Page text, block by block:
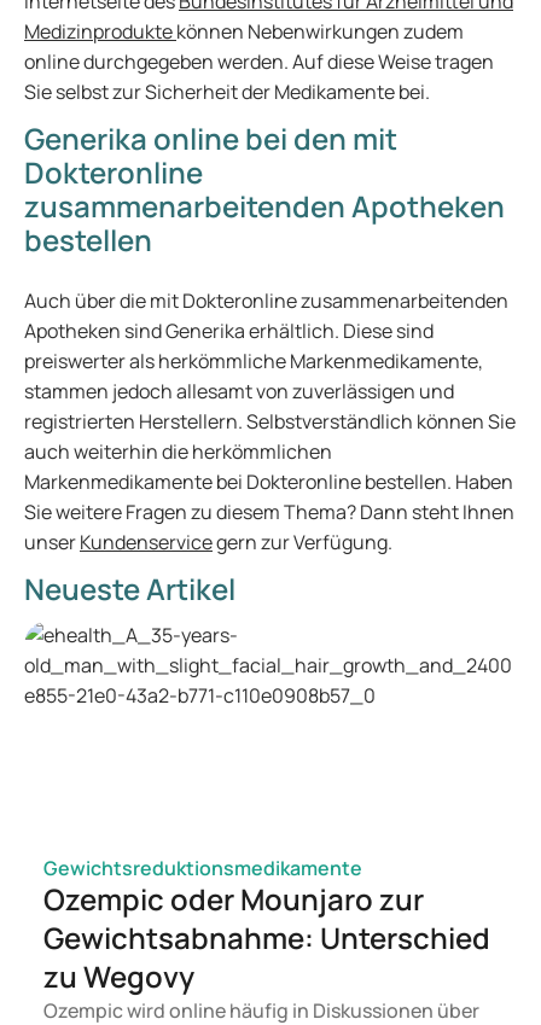
Medizinproduktekönnen Nebenwirkungen zudem
online durchgegeben werden. Auf diese Weise tragen
Sie selbst zur Sicherheit der Medikamente bei.
Generika online bei den mit
Dokteronline
zusammenarbeitenden Apotheken
bestellen
Auch über die mit Dokteronline zusammenarbeitenden
Apotheken sind Generika erhältlich. Diese sind
preiswerter als herkömmliche Markenmedikamente,
stammen jedoch allesamt von zuverlässigen und
registrierten Herstellern. Selbstverständlich können Sie
auch weiterhin die herkömmlichen
Markenmedikamente bei Dokteronline bestellen. Haben
Sie weitere Fragen zu diesem Thema? Dann steht Ihnen
unserKundenservicegern zur Verfügung.
Neueste Artikel
Gewichtsreduktionsmedikamente
Ozempic oder Mounjaro zur
Gewichtsabnahme: Unterschied
zu Wegovy
Ozempic wird online häufig in Diskussionen über